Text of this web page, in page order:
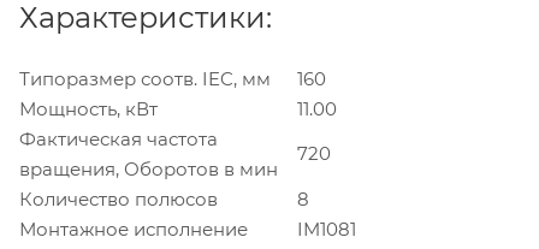
Характеристики:
Типоразмер соотв. IEC, мм
160
Мощность, кВт
11.00
Фактическая частота
вращения, Оборотов в мин
720
Количество полюсов
8
Монтажное исполнение
IM1081